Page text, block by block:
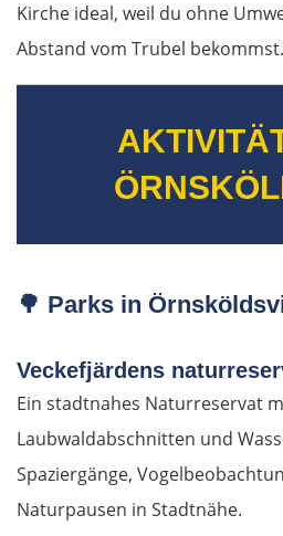
Kirche ideal, weil du ohne
Abstand vom Trubel bekommst.
🌳 Parks in
Veckefjärdens
Ein stadtnahes Naturreservat
Laubwaldabschnitten und
Spaziergänge,
Naturpausen in Stadtnähe.
Florenz
Pisa
La Spezia
Cinque Terre
Savona
Albenga
Frankreich Süd